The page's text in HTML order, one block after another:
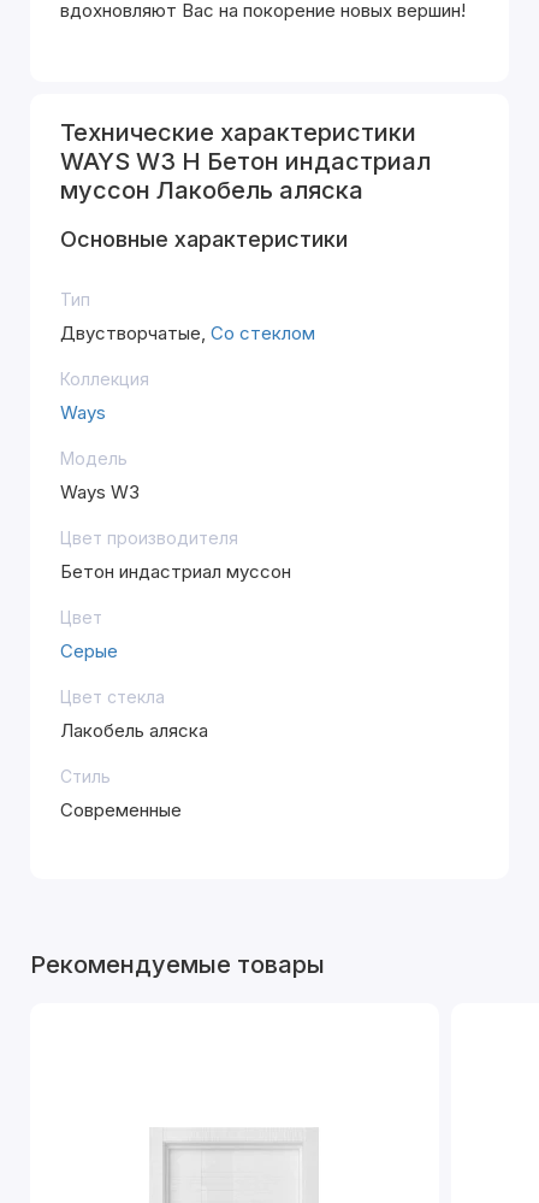
вдохновляют Вас на покорение новых вершин!
Технические характеристики
WAYS W3 H Бетон индастриал
муссон Лакобель аляска
Основные характеристики
Тип
Двустворчатые, Со стеклом
Коллекция
Ways
Модель
Ways W3
Цвет производителя
Бетон индастриал муссон
Цвет
Серые
Цвет стекла
Лакобель аляска
Стиль
Современные
Рекомендуемые товары